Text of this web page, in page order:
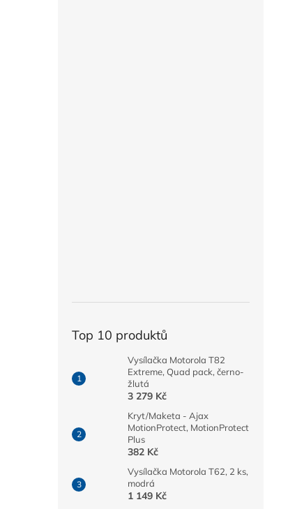
Top 10 produktů
Vysílačka Motorola T82
Extreme, Quad pack, černo-
žlutá
3 279 Kč
Kryt/Maketa - Ajax
MotionProtect, MotionProtect
Plus
382 Kč
Vysílačka Motorola T62, 2 ks,
modrá
1 149 Kč